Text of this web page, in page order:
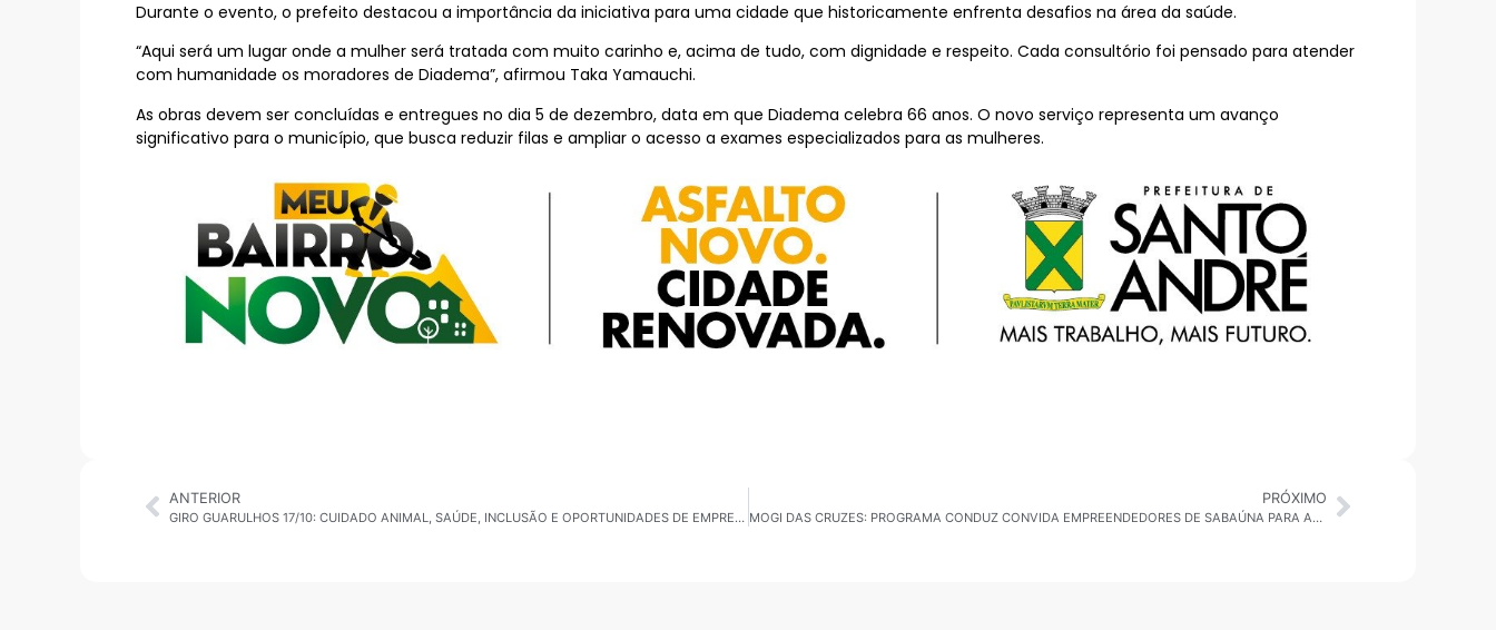
Durante o evento, o prefeito destacou a importância da iniciativa para uma cidade que historicamente enfrenta desafios na área da saúde.
“Aqui será um lugar onde a mulher será tratada com muito carinho e, acima de tudo, com dignidade e respeito. Cada consultório foi pensado para atender
com humanidade os moradores de Diadema”, afirmou Taka Yamauchi.
As obras devem ser concluídas e entregues no dia 5 de dezembro, data em que Diadema celebra 66 anos. O novo serviço representa um avanço
significativo para o município, que busca reduzir filas e ampliar o acesso a exames especializados para as mulheres.
ANTERIOR
GIRO GUARULHOS 17/10: CUIDADO ANIMAL, SAÚDE, INCLUSÃO E OPORTUNIDADES DE EMPREGO MARCAM A SEMANA
PRÓXIMO
MOGI DAS CRUZES: PROGRAMA CONDUZ CONVIDA EMPREENDEDORES DE SABAÚNA PARA AS FEIRAS SOLIDÁRIAS NO DISTRITO